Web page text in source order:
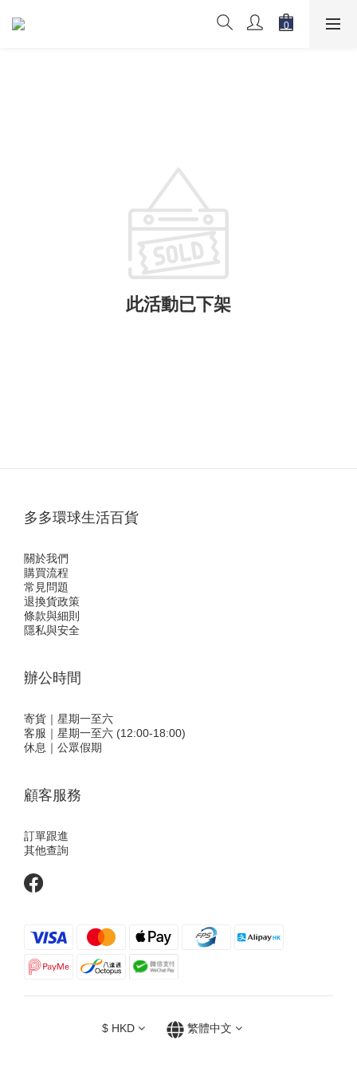
此活動已下架
多多環球生活百貨
關於我們
購買流程
常見問題
退換貨政策
條款與細則
隱私與安全
辦公時間
寄貨｜星期一至六
客服｜星期一至六 (12:00-18:00)
休息｜公眾假期
顧客服務
訂單跟進
其他查詢
$ HKD 繁體中文